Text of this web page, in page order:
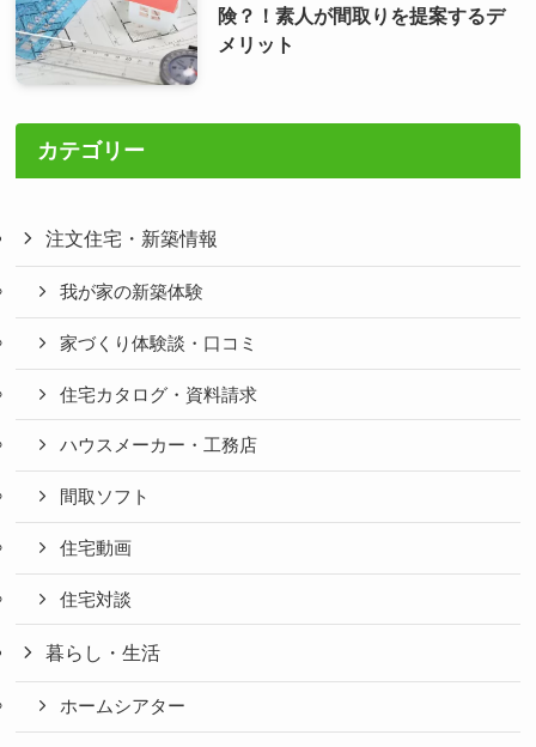
険？！素人が間取りを提案するデ
メリット
カテゴリー
注文住宅・新築情報
我が家の新築体験
家づくり体験談・口コミ
住宅カタログ・資料請求
ハウスメーカー・工務店
間取ソフト
住宅動画
住宅対談
暮らし・生活
ホームシアター